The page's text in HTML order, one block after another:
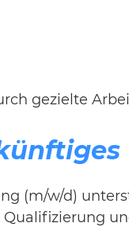
gezielte
(m/w/d)